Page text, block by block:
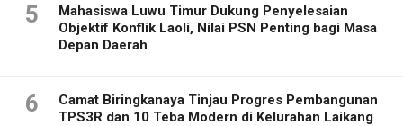
5
Mahasiswa Luwu Timur Dukung Penyelesaian
Objektif Konflik Laoli, Nilai PSN Penting bagi Masa
Depan Daerah
6
Camat Biringkanaya Tinjau Progres Pembangunan
TPS3R dan 10 Teba Modern di Kelurahan Laikang